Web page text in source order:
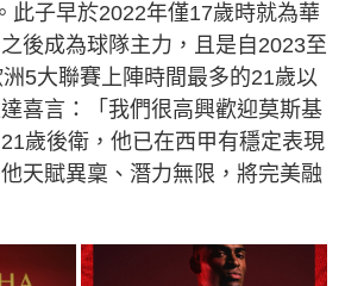
此子早於2022年僅17歲時就為華
後成為球隊主力，且是自2023至
5大聯賽上陣時間最多的21歲以
達喜言：「我們很高興歡迎莫斯基
歲後衛，他已在西甲有穩定表現
天賦異稟、潛力無限，將完美融